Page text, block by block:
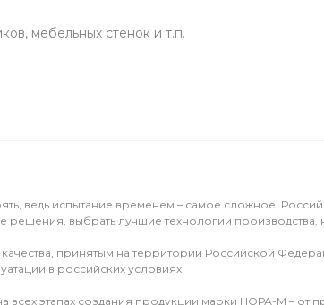
мебельных стенок и т.п.
ведь испытание временем – самое сложное.
решения, выбрать лучшие технологии производства,
принятым на территории Российской
в российских условиях.
всех этапах создания продукции марки НОРА-М –